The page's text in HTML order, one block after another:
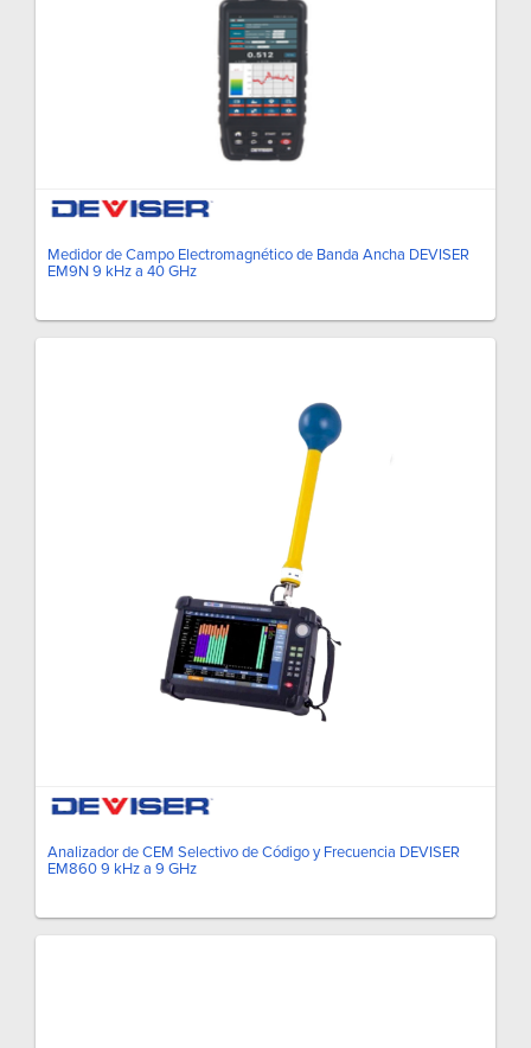
Medidor de Campo Electromagnético de Banda Ancha DEVISER
EM9N 9 kHz a 40 GHz
Analizador de CEM Selectivo de Código y Frecuencia DEVISER
EM860 9 kHz a 9 GHz